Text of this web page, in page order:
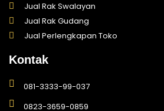
Jual Rak Swalayan
Jual Rak Gudang
Jual Perlengkapan Toko
Kontak
081-3333-99-037
0823-3659-0859